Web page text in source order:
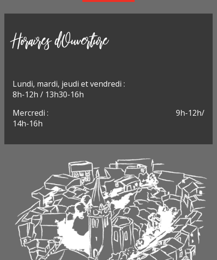
Horaires d'Ouverture
Lundi, mardi, jeudi et vendredi :
8h-12h / 13h30-16h
Mercredi : 9h-12h/
14h-16h